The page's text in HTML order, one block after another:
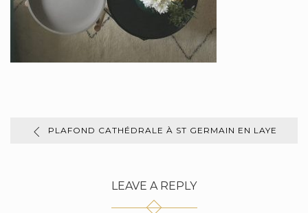
PLAFOND CATHÉDRALE À ST GERMAIN EN LAYE
LEAVE A REPLY